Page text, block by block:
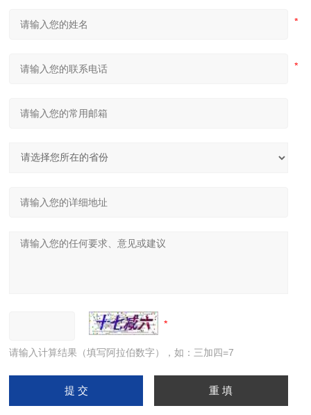
请输入计算结果（填写阿拉伯数字），如：三加四=7